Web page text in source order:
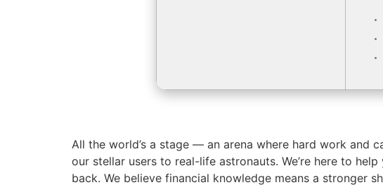
All the world’s a stage — an arena where hard work and
our stellar users to real-life astronauts. We’re here to
back. We believe financial knowledge means a